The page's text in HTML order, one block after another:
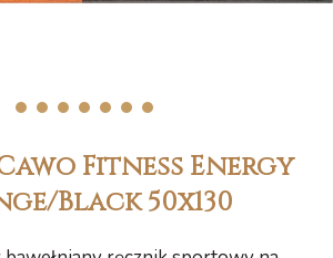
1 2 3 4 5 6 7
Fitness Energy
Black 50x130